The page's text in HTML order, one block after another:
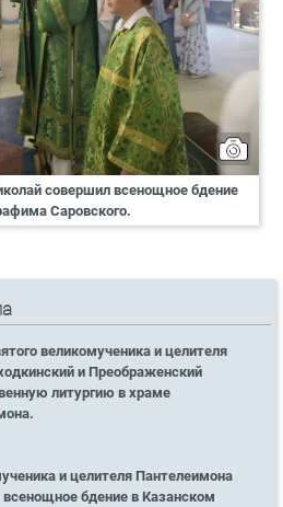
совершил всенощное бдение
Саровского.
великомученика и целителя
и Преображенский
литургию в храме
и целителя Пантелеимона
бдение в Казанском